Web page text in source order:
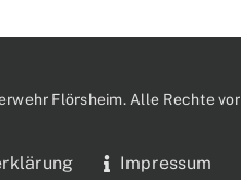
Flörsheim. Alle Rechte
Impressum